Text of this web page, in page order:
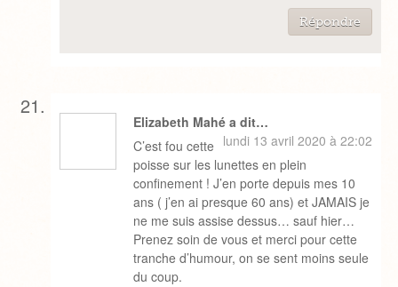
Répondre
Elizabeth Mahé a dit…
lundi 13 avril 2020 à 22:02
C’est fou cette
poisse sur les lunettes en plein
confinement ! J’en porte depuis mes 10
ans ( j’en ai presque 60 ans) et JAMAIS je
ne me suis assise dessus… sauf hier…
Prenez soin de vous et merci pour cette
tranche d’humour, on se sent moins seule
du coup.